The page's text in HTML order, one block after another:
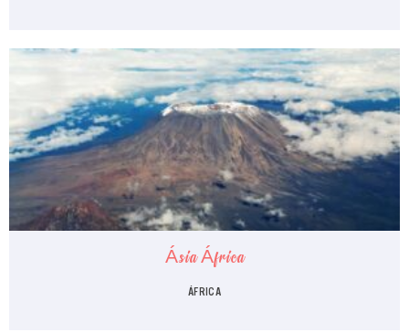
Ásia África
ÁFRICA